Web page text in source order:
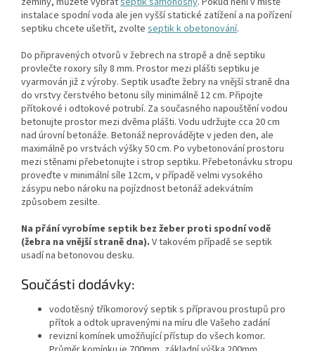
instalace spodní voda ale jen vyšší statické zatížení a na pořízení
septiku chcete ušetřit, zvolte septik k obetonování.
Do připravených otvorů v žebrech na stropě a dně septiku
provlečte roxory síly 8 mm. Prostor mezi plášti septiku je
vyarmován již z výroby. Septik usaďte žebry na vnější straně dna
do vrstvy čerstvého betonu síly minimálně 12 cm. Připojte
přítokové i odtokové potrubí. Za současného napouštění vodou
betonujte prostor mezi dvěma plášti. Vodu udržujte cca 20 cm
nad úrovní betonáže. Betonáž neprovádějte v jeden den, ale
maximálně po vrstvách výšky 50 cm. Po vybetonování prostoru
mezi stěnami přebetonujte i strop septiku. Přebetonávku stropu
proveďte v minimální síle 12cm, v případě velmi vysokého
zásypu nebo nároku na pojízdnost betonáž adekvátním
způsobem zesilte.
Na přání vyrobíme septik bez žeber proti spodní vodě
(žebra na vnější straně dna). V takovém případě se septik
usadí na betonovou desku.
Součásti dodávky:
vodotěsný tříkomorový septik s přípravou prostupů pro
přítok a odtok upravenými na míru dle Vašeho zadání
revizní komínek umožňující přístup do všech komor.